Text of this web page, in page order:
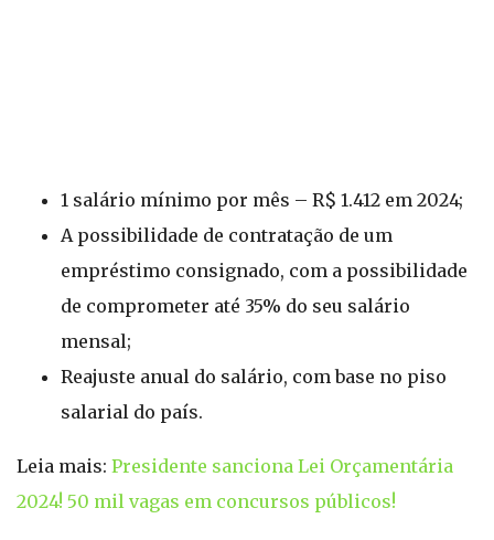
1 salário mínimo por mês – R$ 1.412 em 2024;
A possibilidade de contratação de um
empréstimo consignado, com a possibilidade
de comprometer até 35% do seu salário
mensal;
Reajuste anual do salário, com base no piso
salarial do país.
Leia mais: Presidente sanciona Lei Orçamentária
2024! 50 mil vagas em concursos públicos!